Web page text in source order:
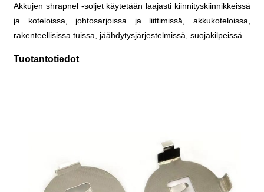
Akkujen shrapnel -soljet käytetään laajasti kiinnityskiinnikkeissä
ja koteloissa, johtosarjoissa ja liittimissä, akkukoteloissa,
rakenteellisissa tuissa, jäähdytysjärjestelmissä, suojakilpeissä.
Tuotantotiedot